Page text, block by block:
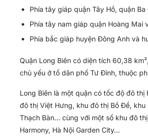
Phía tây giáp quận Tây Hồ, quận
Phía tây nam giáp quận Hoàng Mai
Phía bắc giáp huyện Đông Anh và
Quận Long Biên có diện tích 60,38
chủ yếu ở tổ dân phố Tư Đình, thuộc
Long Biên là một quận có tốc độ đô
đô thị Việt Hưng, khu đô thị Bồ Đề,
Thạch Bàn… cùng với một số khu đô
Harmony, Hà Nội Garden City…